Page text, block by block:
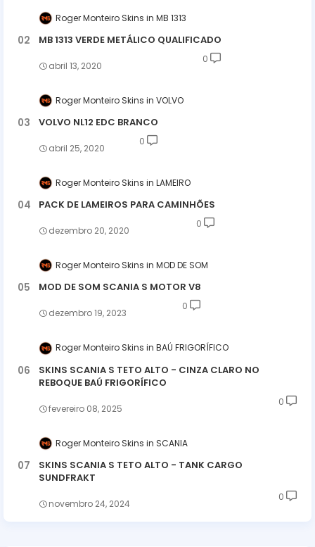
Roger Monteiro Skins MB 1313
MB 1313 VERDE METÁLICO QUALIFICADO
abril 13, 2020
0
Roger Monteiro Skins VOLVO
VOLVO NL12 EDC BRANCO
abril 25, 2020
0
Roger Monteiro Skins LAMEIRO
PACK DE LAMEIROS PARA CAMINHÕES
dezembro 20, 2020
0
Roger Monteiro Skins MOD DE SOM
MOD DE SOM SCANIA S MOTOR V8
dezembro 19, 2023
0
Roger Monteiro Skins BAÚ FRIGORÍFICO
SKINS SCANIA S TETO ALTO - CINZA CLARO NO
REBOQUE BAÚ FRIGORÍFICO
fevereiro 08, 2025
0
Roger Monteiro Skins SCANIA
SKINS SCANIA S TETO ALTO - TANK CARGO
SUNDFRAKT
novembro 24, 2024
0